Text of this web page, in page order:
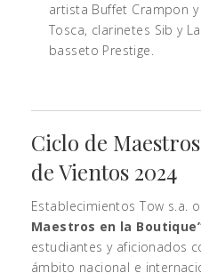
artista Buffet Crampon
Tosca, clarinetes Sib y
basseto Prestige.
Ciclo de
de Vientos 2024
Establecimientos Tow s.a.
Maestros en la
estudiantes y aficionados
ámbito nacional e